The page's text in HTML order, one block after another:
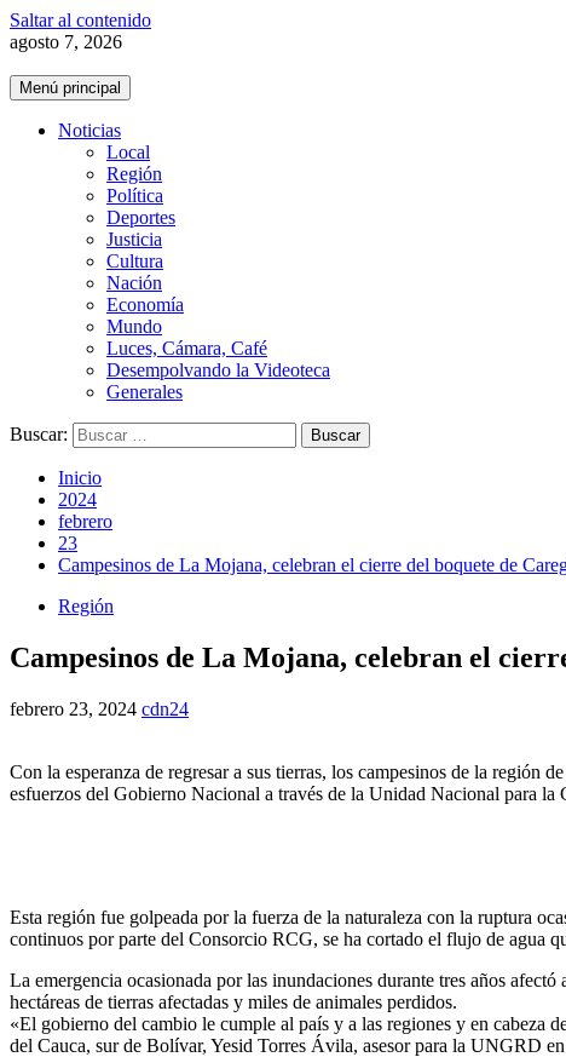
Saltar al contenido
agosto 7, 2026
Menú principal
Noticias
Local
Región
Política
Deportes
Justicia
Cultura
Nación
Economía
Mundo
Luces, Cámara, Café
Desempolvando la Videoteca
Generales
Buscar:
Inicio
2024
febrero
23
Campesinos de La Mojana, celebran el cierre del boquete de
Región
Campesinos de La Mojana, celebran el
febrero 23, 2024 cdn24
Con la esperanza de regresar a sus tierras, los campesinos de la región
esfuerzos del Gobierno Nacional a través de la Unidad Nacional para
Esta región fue golpeada por la fuerza de la naturaleza con la ruptura
continuos por parte del Consorcio RCG, se ha cortado el flujo de agua
La emergencia ocasionada por las inundaciones durante tres años
hectáreas de tierras afectadas y miles de animales perdidos.
«El gobierno del cambio le cumple al país y a las regiones y en cabeza
del Cauca, sur de Bolívar, Yesid Torres Ávila, asesor para la UNGRD